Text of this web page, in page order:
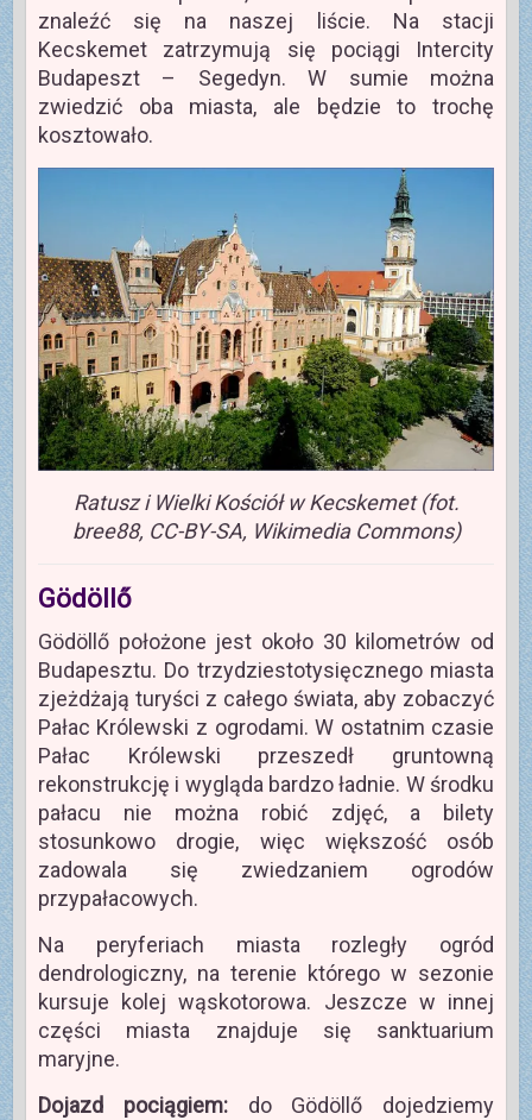
znaleźć się na naszej liście. Na stacji
Kecskemet zatrzymują się pociągi Intercity
Budapeszt – Segedyn. W sumie można
zwiedzić oba miasta, ale będzie to trochę
kosztowało.
Ratusz i Wielki Kościół w Kecskemet (fot.
bree88, CC-BY-SA, Wikimedia Commons)
Gödöllő
Gödöllő położone jest około 30 kilometrów od
Budapesztu. Do trzydziestotysięcznego miasta
zjeżdżają turyści z całego świata, aby zobaczyć
Pałac Królewski z ogrodami. W ostatnim czasie
Pałac Królewski przeszedł gruntowną
rekonstrukcję i wygląda bardzo ładnie. W środku
pałacu nie można robić zdjęć, a bilety
stosunkowo drogie, więc większość osób
zadowala się zwiedzaniem ogrodów
przypałacowych.
Na peryferiach miasta rozległy ogród
dendrologiczny, na terenie którego w sezonie
kursuje kolej wąskotorowa. Jeszcze w innej
części miasta znajduje się sanktuarium
maryjne.
Dojazd pociągiem:do Gödöllő dojedziemy